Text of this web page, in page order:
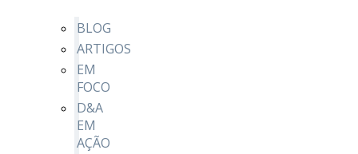
BLOG
ARTIGOS
EM
FOCO
D&A
EM
AÇÃO